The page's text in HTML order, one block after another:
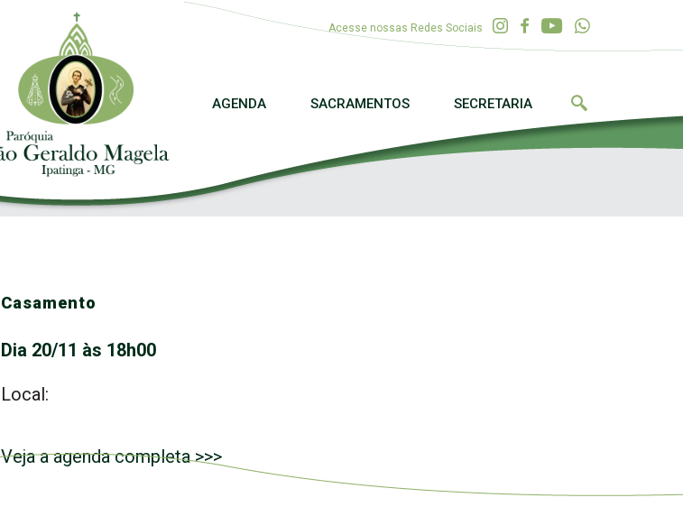
Acesse nossas Redes Sociais
AGENDA SACRAMENTOS SECRETARIA
Casamento
Dia 20/11 às 18h00
Local:
Veja a agenda completa >>>